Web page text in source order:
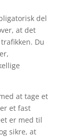
del
at det
Du
at tage et
et fast
er med til
sikre, at